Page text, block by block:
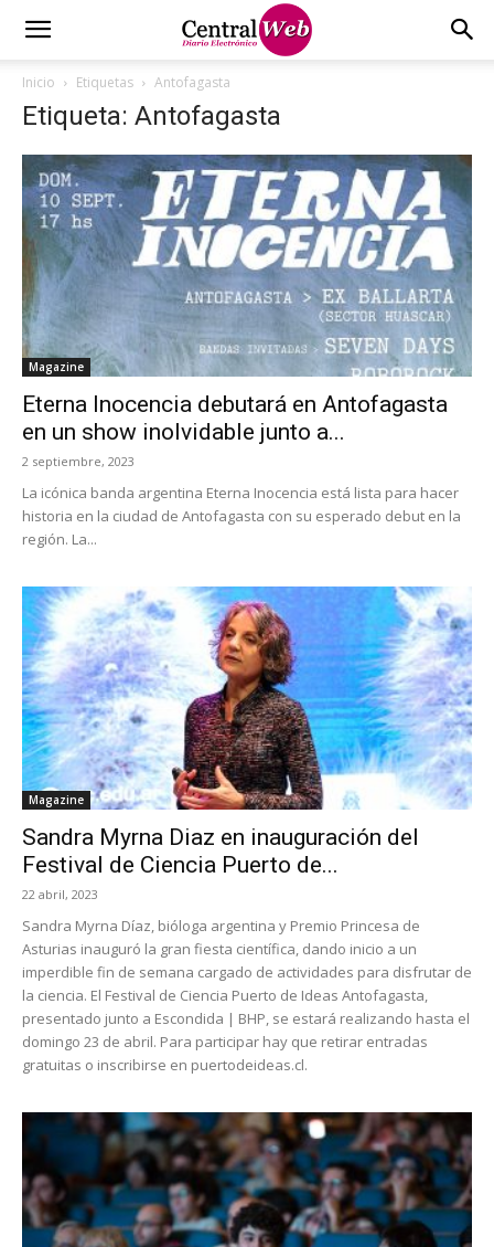
Inicio Etiquetas Antofagasta
Etiqueta: Antofagasta
Magazine
Eterna Inocencia debutará en Antofagasta
en un show inolvidable junto a...
2 septiembre, 2023
La icónica banda argentina Eterna Inocencia está lista para hacer
historia en la ciudad de Antofagasta con su esperado debut en la
región. La...
Magazine
Sandra Myrna Diaz en inauguración del
Festival de Ciencia Puerto de...
22 abril, 2023
Sandra Myrna Díaz, bióloga argentina y Premio Princesa de
Asturias inauguró la gran fiesta científica, dando inicio a un
imperdible fin de semana cargado de actividades para disfrutar de
la ciencia. El Festival de Ciencia Puerto de Ideas Antofagasta,
presentado junto a Escondida | BHP, se estará realizando hasta el
domingo 23 de abril. Para participar hay que retirar entradas
gratuitas o inscribirse en puertodeideas.cl.